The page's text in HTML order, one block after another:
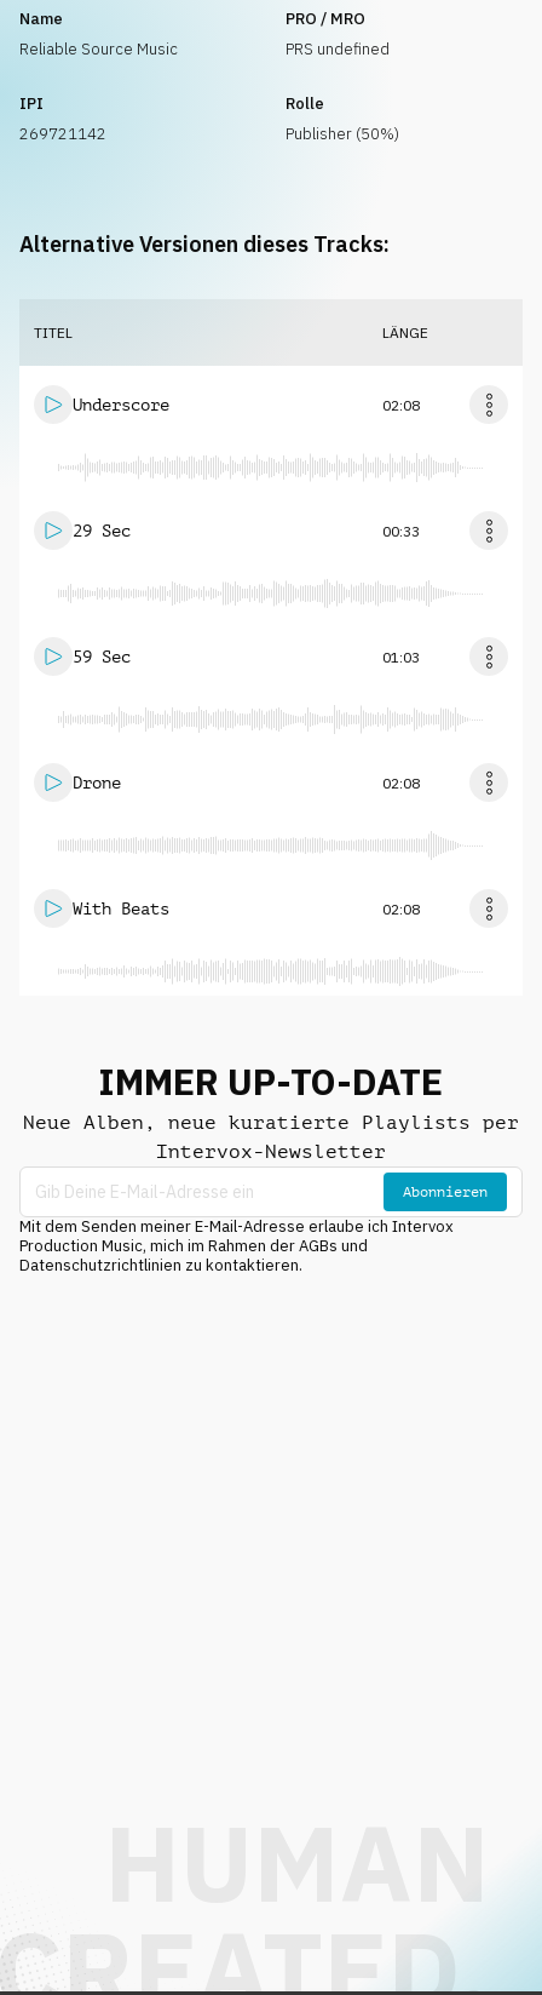
Name
Reliable Source Music
PRO / MRO
PRS undefined
IPI
269721142
Rolle
Publisher (50%)
Alternative Versionen dieses Tracks:
TITEL LÄNGE
Underscore 02:08
29 Sec 00:33
59 Sec 01:03
Drone 02:08
With Beats 02:08
IMMER UP-TO-DATE
Neue Alben, neue kuratierte Playlists per
Intervox-Newsletter
Abonnieren
Mit dem Senden meiner E-Mail-Adresse erlaube ich Intervox
Production Music, mich im Rahmen der AGBs und
Datenschutzrichtlinien zu kontaktieren.